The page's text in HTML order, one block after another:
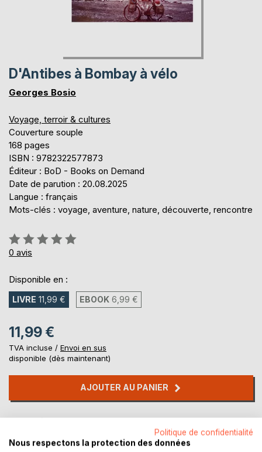
D'Antibes à Bombay à vélo
Georges Bosio
Voyage, terroir & cultures
Couverture souple
168 pages
ISBN : 9782322577873
Éditeur : BoD - Books on Demand
Date de parution : 20.08.2025
Langue : français
Mots-clés : voyage, aventure, nature, découverte, rencontre
Évaluation:
0%
0 avis
Disponible en :
LIVRE 11,99 € EBOOK 6,99 €
11,99 €
TVA incluse / Envoi en sus
disponible (dès maintenant)
AJOUTER AU PANIER
Ajouter à ma liste d'envies
Politique de confidentialité
Nous respectons la protection des données